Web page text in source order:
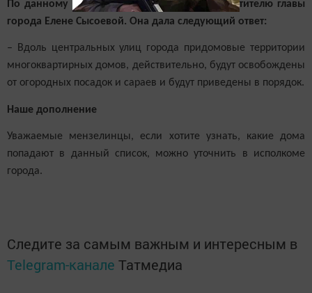
По данному вопросу мы обратились к заместителю главы
города Елене Сысоевой. Она дала следующий ответ:
– Вдоль центральных улиц города придомовые территории
многоквартирных домов, действительно, будут освобождены
от огородных посадок и сараев и будут приведены в порядок.
Наше дополнение
Уважаемые мензелинцы, если хотите узнать, какие дома
попадают в данный список, можно уточнить в исполкоме
города.
Следите за самым важным и интересным в
Telegram-канале Татмедиа